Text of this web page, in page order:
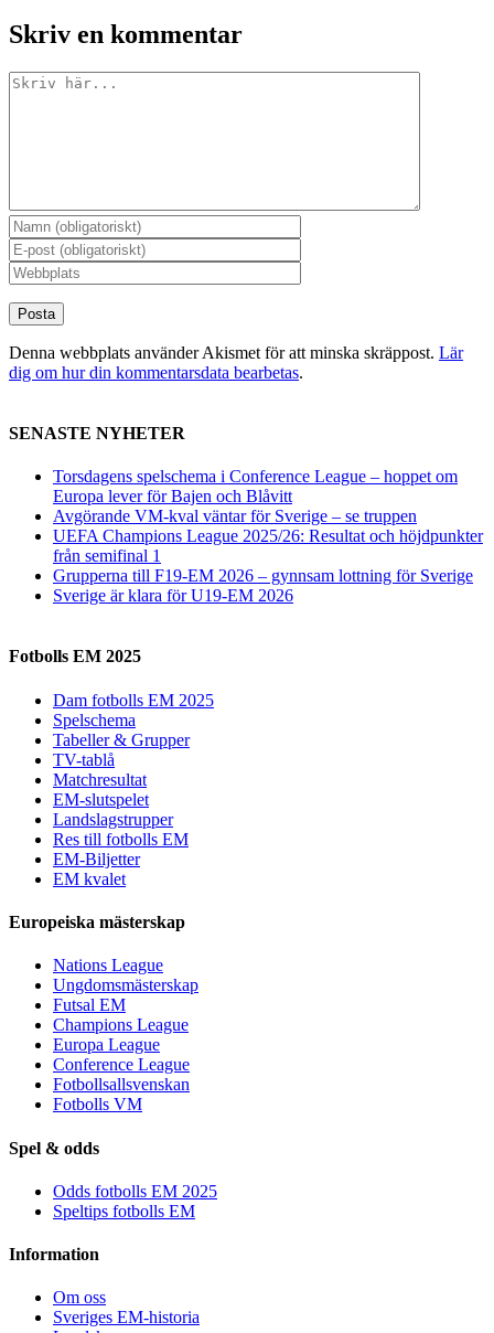
Skriv en kommentar
Kommentar
Denna webbplats använder Akismet för att minska skräppost. Lär
dig om hur din kommentarsdata bearbetas.
SENASTE NYHETER
Torsdagens spelschema i Conference League – hoppet om
Europa lever för Bajen och Blåvitt
Avgörande VM-kval väntar för Sverige – se truppen
UEFA Champions League 2025/26: Resultat och höjdpunkter
från semifinal 1
Grupperna till F19-EM 2026 – gynnsam lottning för Sverige
Sverige är klara för U19-EM 2026
Fotbolls EM 2025
Dam fotbolls EM 2025
Spelschema
Tabeller & Grupper
TV-tablå
Matchresultat
EM-slutspelet
Landslagstrupper
Res till fotbolls EM
EM-Biljetter
EM kvalet
Europeiska mästerskap
Nations League
Ungdomsmästerskap
Futsal EM
Champions League
Europa League
Conference League
Fotbollsallsvenskan
Fotbolls VM
Spel & odds
Odds fotbolls EM 2025
Speltips fotbolls EM
Information
Om oss
Sveriges EM-historia